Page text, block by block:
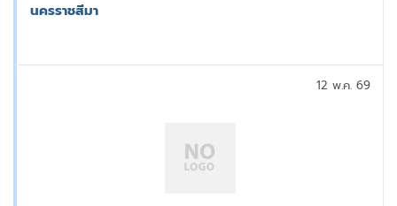
นครราชสีมา
12 พ.ค. 69